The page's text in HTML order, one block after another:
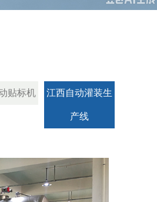
贴标机 江西自动灌装生
产线